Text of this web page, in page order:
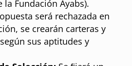
la Fundación Ayabs).
será rechazada en
se crearán carteras y
sus aptitudes y